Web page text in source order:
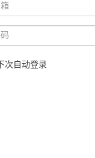
下次自动登录